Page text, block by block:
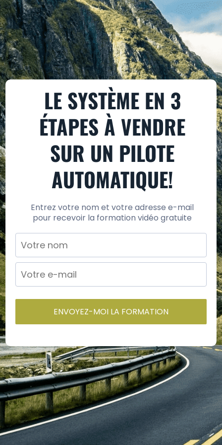
LE SYSTÈME EN 3
ÉTAPES À VENDRE
SUR UN PILOTE
AUTOMATIQUE!
Entrez votre nom et votre adresse e-mail
pour recevoir la formation vidéo gratuite
ENVOYEZ-MOI LA FORMATION